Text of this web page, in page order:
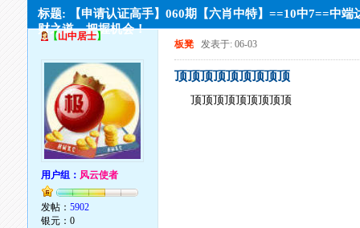
标题: 【申请认证高手】060期【六肖中特】==10中7==中端
财之道，把握机会！
【山中居士】
用户组： 风云使者
发帖：5902
银元：0
板凳 发表于: 06-03
顶顶顶顶顶顶顶顶顶
顶顶顶顶顶顶顶顶顶